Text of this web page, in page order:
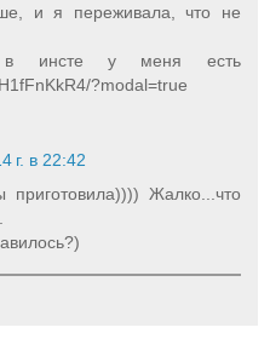
и я переживала, что не
инсте у меня есть
?modal=true
г. в 22:42
Жалко...что